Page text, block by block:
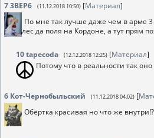
73BEP6 (11.12.2018 10:50) [Материал]
По мне так лучше даже чем в арме
лес да поля на Кордоне, а тут прям
10tapecoda (12.12.2018 12:25) [Материал]
Потому что в реальности так
6 Кот-Чернобыльский (11.12.2018 04:02) [
Обёртка красивая но что же